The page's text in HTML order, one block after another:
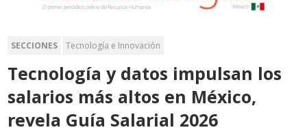
SECCIONES Tecnología e Innovación
Tecnología y datos impulsan los
salarios más altos en México,
revela Guía Salarial 2026